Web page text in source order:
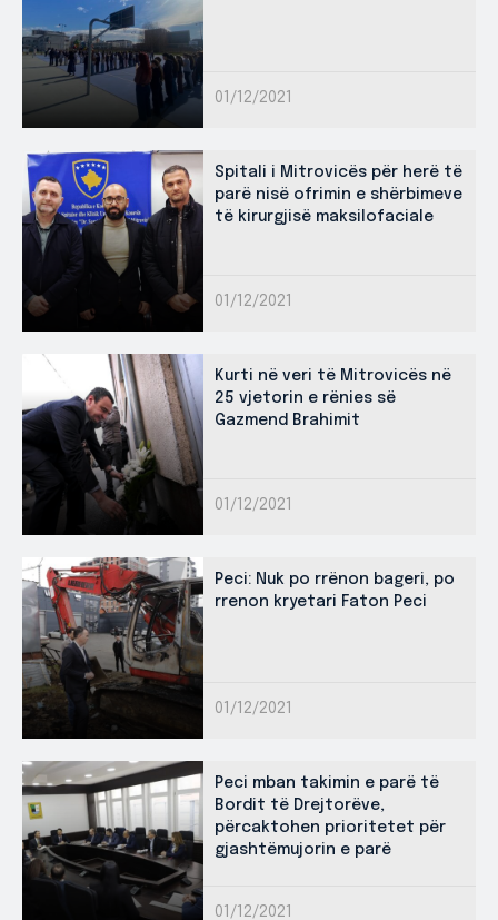
01/12/2021
Spitali i Mitrovicës për herë të
parë nisë ofrimin e shërbimeve
të kirurgjisë maksilofaciale
01/12/2021
Kurti në veri të Mitrovicës në
25 vjetorin e rënies së
Gazmend Brahimit
01/12/2021
Peci: Nuk po rrënon bageri, po
rrenon kryetari Faton Peci
01/12/2021
Peci mban takimin e parë të
Bordit të Drejtorëve,
përcaktohen prioritetet për
gjashtëmujorin e parë
01/12/2021